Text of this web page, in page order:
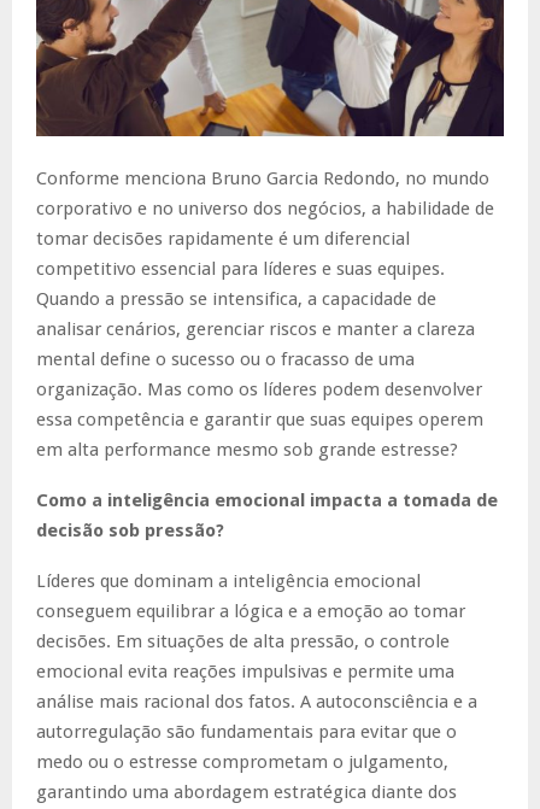
Conforme menciona Bruno Garcia Redondo, no mundo
corporativo e no universo dos negócios, a habilidade de
tomar decisões rapidamente é um diferencial
competitivo essencial para líderes e suas equipes.
Quando a pressão se intensifica, a capacidade de
analisar cenários, gerenciar riscos e manter a clareza
mental define o sucesso ou o fracasso de uma
organização. Mas como os líderes podem desenvolver
essa competência e garantir que suas equipes operem
em alta performance mesmo sob grande estresse?
Como a inteligência emocional impacta a tomada de
decisão sob pressão?
Líderes que dominam a inteligência emocional
conseguem equilibrar a lógica e a emoção ao tomar
decisões. Em situações de alta pressão, o controle
emocional evita reações impulsivas e permite uma
análise mais racional dos fatos. A autoconsciência e a
autorregulação são fundamentais para evitar que o
medo ou o estresse comprometam o julgamento,
garantindo uma abordagem estratégica diante dos